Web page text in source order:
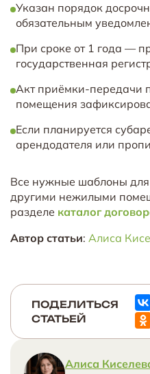
Указан порядок
обязательным
При сроке от 1 года —
государственная
Акт приёмки-передачи
помещения
Если планируется
арендодателя или
Все нужные шаблоны для
другими нежилыми
разделе каталог
Автор статьи: Алиса
ПОДЕЛИТЬСЯ
СТАТЬЕЙ
Алиса